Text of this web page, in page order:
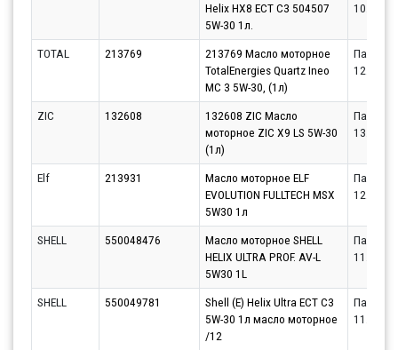
Helix HX8 ECT C3 504507
5W-30 1л.
TOTAL 213769
213769 Масло моторное
TotalEnergies Quartz Ineo
MC 3 5W-30, (1л)
Партнёр
ZIC 132608
132608 ZIC Масло
моторное ZIC X9 LS 5W-30
(1л)
Партнёр
Elf 213931
Масло моторное ELF
EVOLUTION FULLTECH MSX
5W30 1л
Партнёр
SHELL 550048476
Масло моторное SHELL
HELIX ULTRA PROF. AV-L
5W30 1L
Партнёр
SHELL 550049781
Shell (E) Helix Ultra ECT C3
5W-30 1л масло моторное
/12
Партнёр